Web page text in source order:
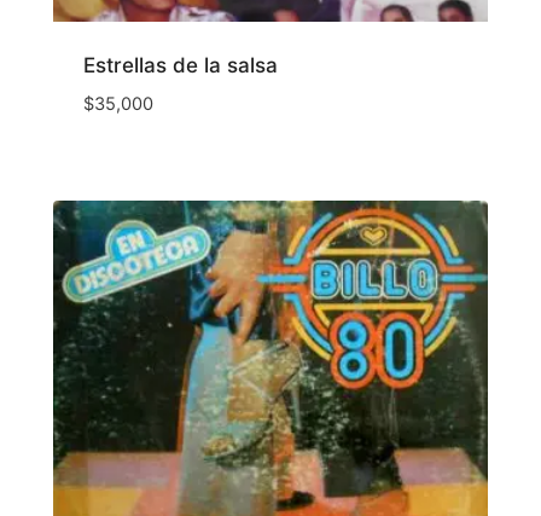
Estrellas de la salsa
$35,000